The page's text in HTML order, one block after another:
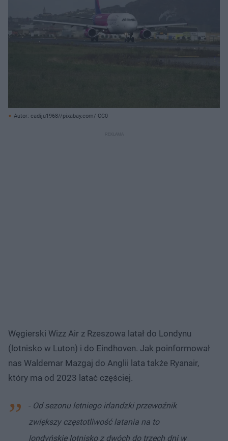
Autor: cadiju1968//pixabay.com/ CC0
Węgierski Wizz Air z Rzeszowa latał do Londynu
(lotnisko w Luton) i do Eindhoven. Jak poinformował
nas Waldemar Mazgaj do Anglii lata także Ryanair,
który ma od 2023 latać częściej.
- Od sezonu letniego irlandzki przewoźnik
zwiększy częstotliwość latania na to
londyńskie lotnisko z dwóch do trzech dni w